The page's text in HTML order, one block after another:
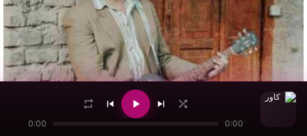
0:00
0:00